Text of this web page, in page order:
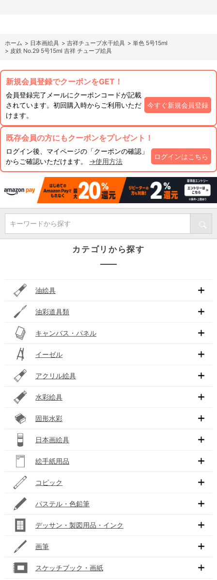
ホーム > 日本画絵具 > 吉祥チューブ水干絵具 > 単色 5号15ml
> 皮鉄 No.29 5号15ml 吉祥 チューブ絵具
新規会員登録でクーポンをGET！
会員登録完了メールにクーポンコードが記載
されています。初回購入時からご利用いただ
けます。
今すぐ新規会員登録
既存会員の方にもクーポンをプレゼント！
ログイン後、マイページの「クーポンの確認」
からご確認いただけます。 →使用方法
ログインはこちら
キーワードから探す
カテゴリから探す
油絵具
油彩道具類
キャンバス・パネル
イーゼル
アクリル絵具
水彩絵具
固形水彩
日本画絵具
絵手紙用品
コピック
パステル・色鉛筆
デッサン・製図用品・インク
画筆
スケッチブック・画紙